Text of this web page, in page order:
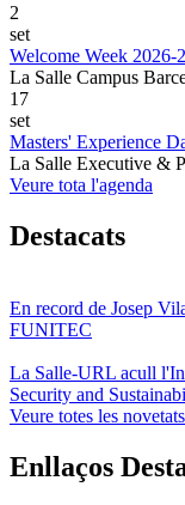
2
set
Welcome Week 2026-
La Salle Campus
17
set
Masters' Experience
La Salle Executive &
Veure tota l'agenda
Destacats
En record de Josep
FUNITEC
La Salle-URL acull
Security and
Veure totes les novetats
Enllaços